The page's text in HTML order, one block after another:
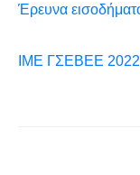
Έρευνα
ΙΜΕ ΓΣΕΒΕΕ